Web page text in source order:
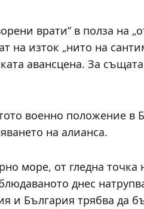
врати“ в полза на
на изток „нито на
авансцена. За
военно положение
на алианса.
море, от гледна точка
днес
и България трябва да